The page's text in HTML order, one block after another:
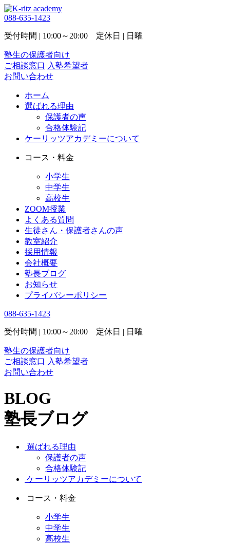
088-635-1423
受付時間 | 10:00～20:00 定休日 | 日曜
塾生の保護者向け
ご相談窓口 入塾希望者
お問い合わせ
ホーム
選ばれる理由
保護者の声
合格体験記
ケーリッツアカデミーについて
コース・料金
小学生
中学生
高校生
ZOOM授業
よくある質問
生徒さん・保護者さんの声
教室紹介
採用情報
会社概要
塾長ブログ
お知らせ
プライバシーポリシー
088-635-1423
受付時間 | 10:00～20:00 定休日 | 日曜
塾生の保護者向け
ご相談窓口 入塾希望者
お問い合わせ
BLOG
塾長ブログ
選ばれる理由
保護者の声
合格体験記
ケーリッツアカデミーについて
コース・料金
小学生
中学生
高校生